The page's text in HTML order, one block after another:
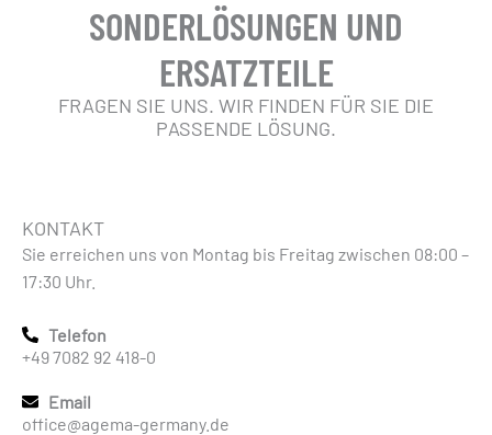
SONDERLÖSUNGEN UND
ERSATZTEILE
FRAGEN SIE UNS. WIR FINDEN FÜR SIE DIE
PASSENDE LÖSUNG.
KONTAKT
Sie erreichen uns von Montag bis Freitag zwischen 08:00 –
17:30 Uhr.
Telefon
+49 7082 92 418-0
Email
office@agema-germany.de